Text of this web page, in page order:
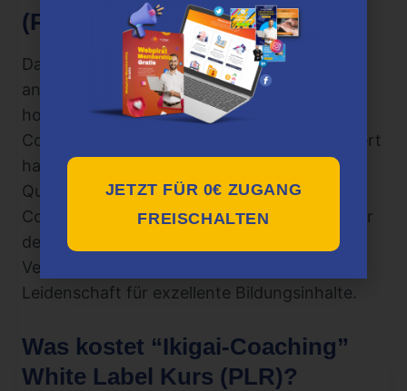
(PLR)?
Das Produkt wird von White Label Oase
angeboten, einem Anbieter, der sich auf
hochwertige White Label Produkte für
Coaches und Online-Unternehmer spezialisiert
hat. Ihre Angebote sind bekannt für ihre
Qualität und Vielseitigkeit, und der “Ikigai-
Coaching” Kurs ist da keine Ausnahme. Hinter
dem Konzept stehen Profis mit tiefem
Verständnis für Coaching und eine
Leidenschaft für exzellente Bildungsinhalte.
Was kostet “Ikigai-Coaching”
White Label Kurs (PLR)?
JETZT FÜR 0€ ZUGANG
FREISCHALTEN